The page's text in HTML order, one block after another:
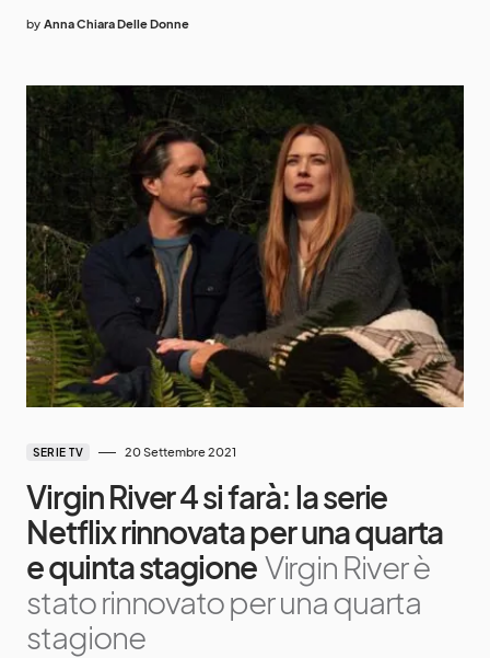
by Anna Chiara Delle Donne
SERIE TV 20 Settembre 2021
Virgin River 4 si farà: la serie
Netflix rinnovata per una quarta
e quinta stagione Virgin River è
stato rinnovato per una quarta
stagione